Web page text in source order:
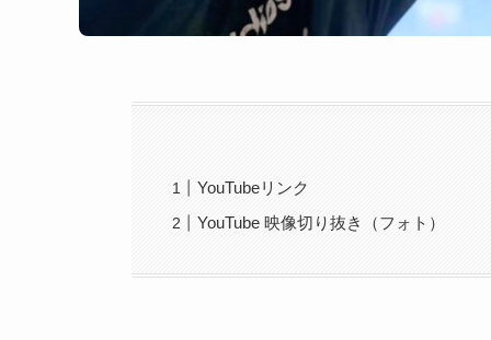
YouTubeリンク
YouTube 映像切り抜き（フォト）